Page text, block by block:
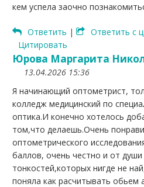
кем успела заочно
Ответить | Ответить с
Цитировать
Юрова Маргарита
13.04.2026 15:36
Я начинающий оптометрист,
колледж медицинский по
оптика.И конечно хотелось
том,что делаешь.Очень
оптометрического
баллов, очень честно и от
тонкостей,которых нигде не
поняла как расчитывать обьем